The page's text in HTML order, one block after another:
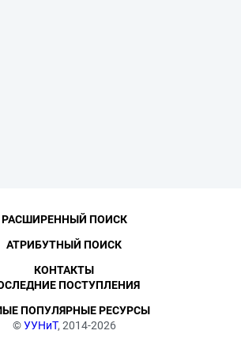
©УУНиТ, 2014-2026
РАСШИРЕННЫЙ ПОИСК
АТРИБУТНЫЙ ПОИСК
КОНТАКТЫ
ПОСТУПЛЕНИЯ
ПОПУЛЯРНЫЕ РЕСУРСЫ